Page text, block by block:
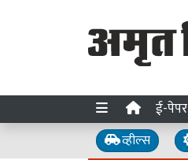
ई-पेपर
व्हील्स